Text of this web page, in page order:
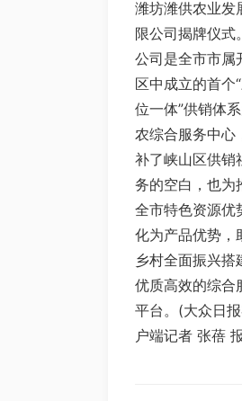
潍坊潍供农业发
限公司揭牌仪式
公司是全市市属
区中成立的首个
位一体”供销体
农综合服务中心
补了峡山区供销
务的空白，也为
全市特色资源优
化为产品优势，
乡村全面振兴搭
优质高效的综合
平台。(大众日
户端记者 张蓓